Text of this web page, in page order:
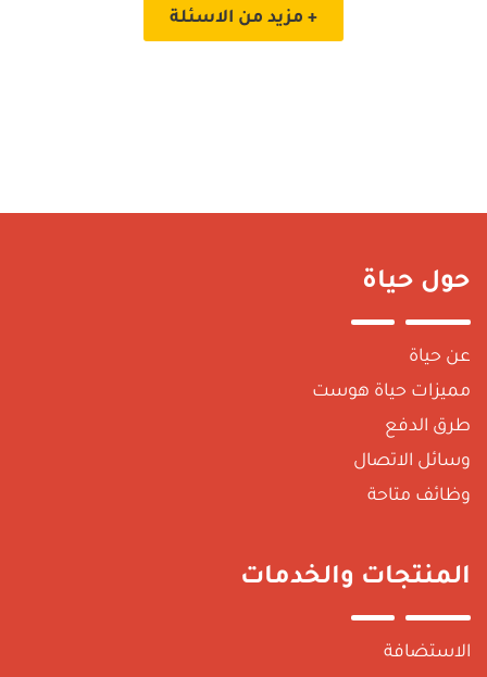
+ مزيد من الاسئلة
حول حياة
عن حياة
مميزات حياة هوست
طرق الدفع
وسائل الاتصال
وظائف متاحة
المنتجات والخدمات
الاستضافة